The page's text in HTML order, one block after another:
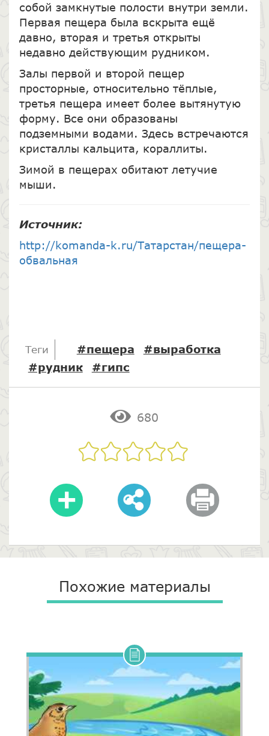
собой замкнутые полости внутри земли.
Первая пещера была вскрыта ещё
давно, вторая и третья открыты
недавно действующим рудником.
Залы первой и второй пещер
просторные, относительно тёплые,
третья пещера имеет более вытянутую
форму. Все они образованы
подземными водами. Здесь встречаются
кристаллы кальцита, кораллиты.
Зимой в пещерах обитают летучие
мыши.
Источник:
http://komanda-k.ru/Татарстан/пещера-
обвальная
Теги #пещера
#выработка
#рудник
#гипс
680
Похожие материалы